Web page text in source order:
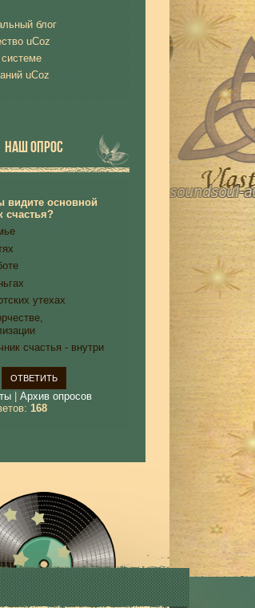
блог
uCoz
uCoz
НАШ ОПРОС
видите основной
счастья?
утехах
счастья - внутри
| Архив опросов
168